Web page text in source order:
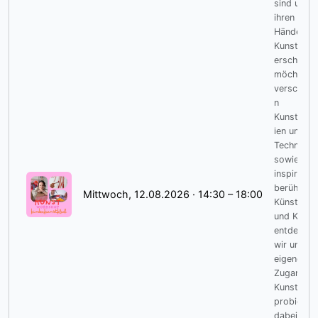
Mittwoch, 12.08.2026 · 14:30 – 18:00
sind und
ihren
Händen
Kunst
möchten.
n
ien und
Techniken
sowie
inspiriert
und
entdecken
wir
eigenen
Zugang
Kunst und
probieren
dabei